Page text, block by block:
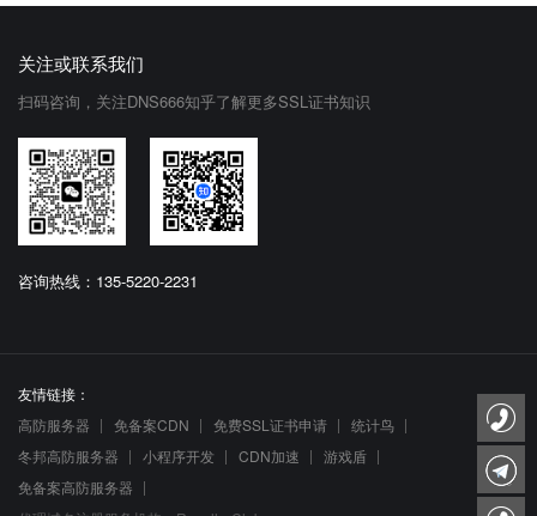
关注或联系我们
扫码咨询，关注DNS666知乎了解更多SSL证书知识
咨询热线：135-5220-2231
友情链接：
高防服务器
免备案CDN 免费SSL证书申请
统计鸟
冬邦高防服务器
小程序开发 CDN加速
游戏盾
免备案高防服务器